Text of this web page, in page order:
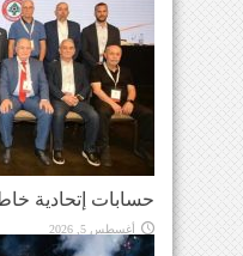
حسابات إتحادية
أغسطس 5, 2026